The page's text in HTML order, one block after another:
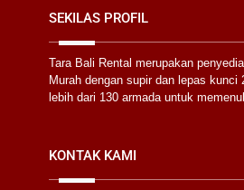
SEKILAS PROFIL
Tara Bali Rental merupakan
Murah dengan supir dan lepas
lebih dari 130 armada untuk
KONTAK KAMI